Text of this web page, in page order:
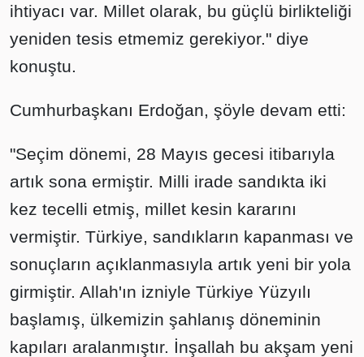
ihtiyacı var. Millet olarak, bu güçlü birlikteliği
yeniden tesis etmemiz gerekiyor." diye
konuştu.
Cumhurbaşkanı Erdoğan, şöyle devam etti:
"Seçim dönemi, 28 Mayıs gecesi itibarıyla
artık sona ermiştir. Milli irade sandıkta iki
kez tecelli etmiş, millet kesin kararını
vermiştir. Türkiye, sandıkların kapanması ve
sonuçların açıklanmasıyla artık yeni bir yola
girmiştir. Allah'ın izniyle Türkiye Yüzyılı
başlamış, ülkemizin şahlanış döneminin
kapıları aralanmıştır. İnşallah bu akşam yeni